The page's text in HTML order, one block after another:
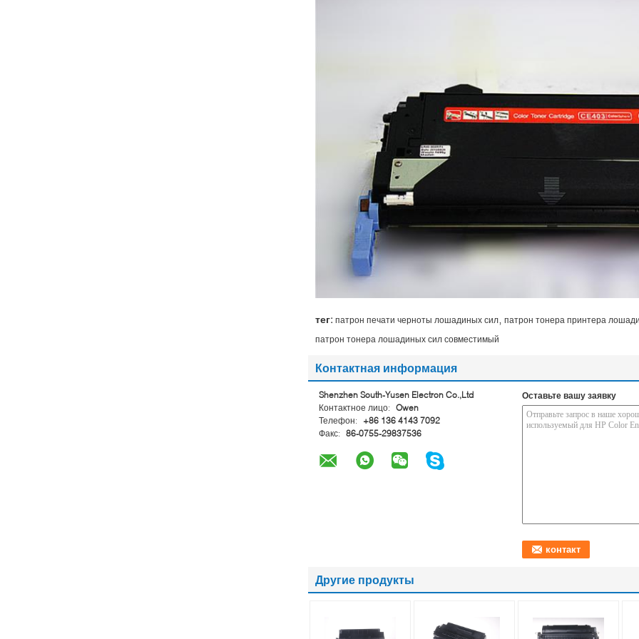
тег: патрон печати черноты лошадиных сил патрон тонера принтера
патрон тонера лошадиных сил совместимый
Контактная информация
Shenzhen South-Yusen Electron Co.,Ltd
Контактное лицо: Owen
Телефон:
+86 136 4143 7092
Факс: 86-0755-29837536
Оставьте вашу заявку
Другие продукты